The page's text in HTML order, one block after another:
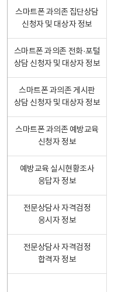
스마트폰 과의존 집단상담
신청자 및 대상자 정보
스마트폰 과의존 전화·포털
상담 신청자 및 대상자 정보
스마트폰 과의존 게시판
상담 신청자 및 대상자 정보
스마트폰 과의존 예방교육
신청자 정보
예방교육 실시현황조사
응답자 정보
전문상담사 자격검정
응시자 정보
전문상담사 자격검정
합격자 정보